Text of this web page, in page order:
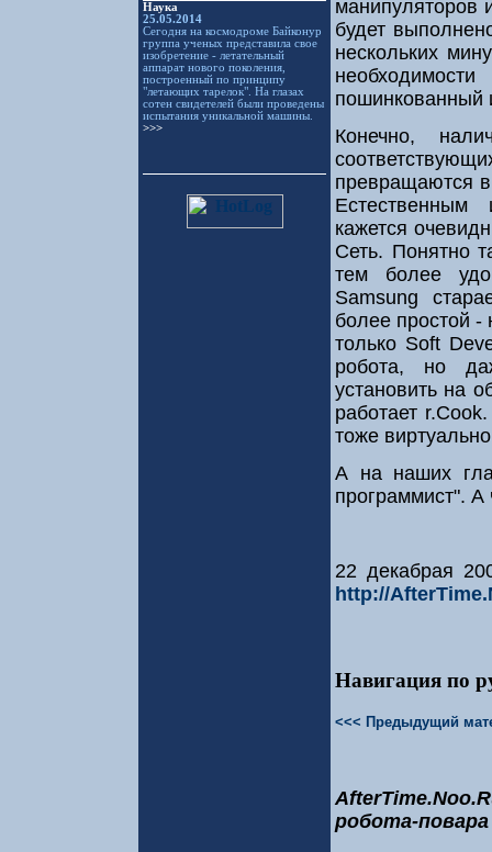
Наука
25.05.2014
Сегодня на космодроме Байконур
группа ученых представила свое
изобретение - летательный
аппарат нового поколения,
построенный по принципу
"летающих тарелок". На глазах
сотен свидетелей были проведены
испытания уникальной машины.
>>>
манипуляторов
будет
нескольких
пошинкованный
Конечно,
превращаются
Естественным
кажется
Сеть. Понятно
тем более
Samsung
более простой
только Soft
робота, но
установить на
работает
тоже
А на наших
программист". А
22 декабрая
http://
Навигация по
<<< Предыдущий
робота-повара